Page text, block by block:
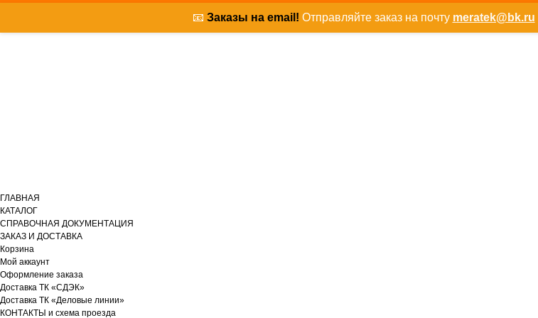
📧 Заказы на email! Отправляйте заказ на почту meratek@bk.ru
ГЛАВНАЯ
КАТАЛОГ
СПРАВОЧНАЯ ДОКУМЕНТАЦИЯ
ЗАКАЗ И ДОСТАВКА
Корзина
Мой аккаунт
Оформление заказа
Доставка ТК «СДЭК»
Доставка ТК «Деловые линии»
КОНТАКТЫ и схема проезда